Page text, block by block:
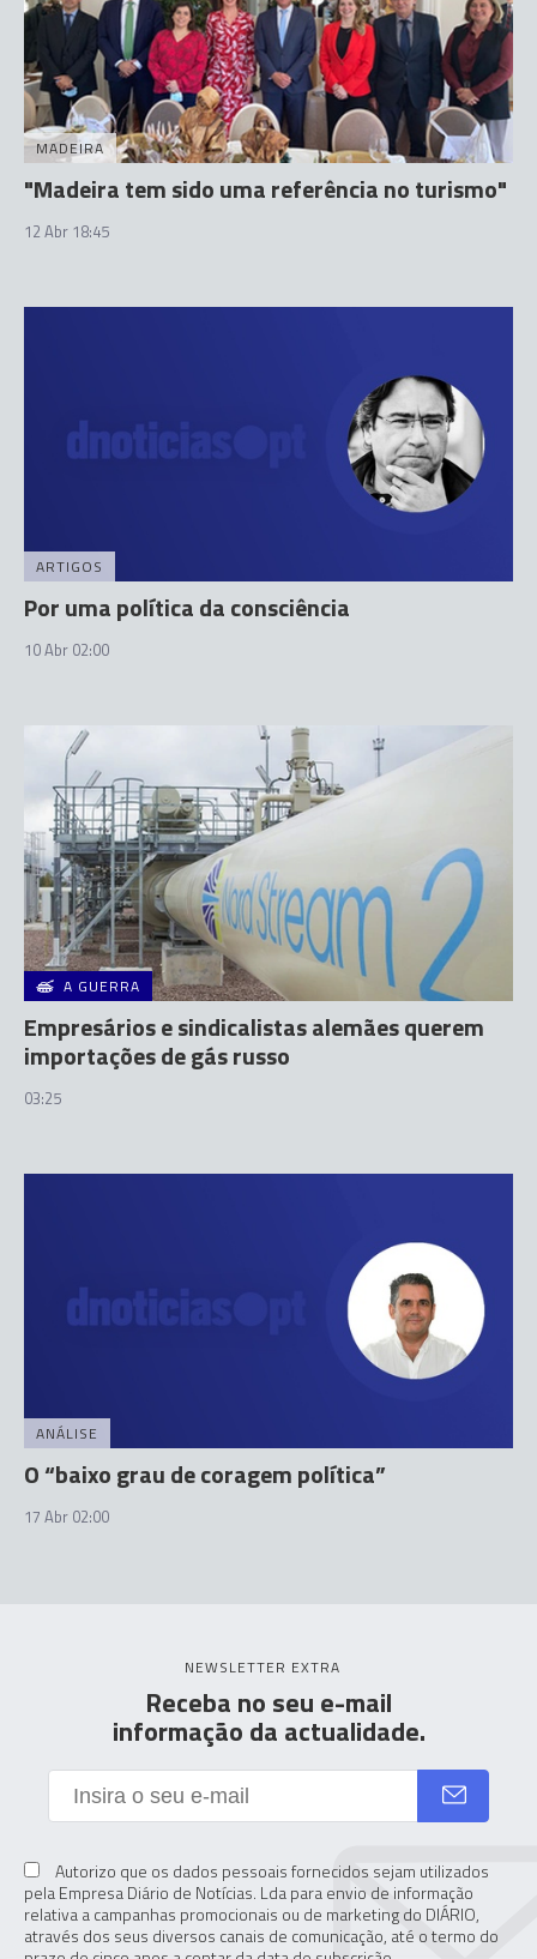
MADEIRA
"Madeira tem sido uma referência no turismo"
12 Abr 18:45
ARTIGOS
Por uma política da consciência
10 Abr 02:00
A GUERRA
Empresários e sindicalistas alemães querem
importações de gás russo
03:25
ANÁLISE
O “baixo grau de coragem política”
17 Abr 02:00
NEWSLETTER EXTRA
Receba no seu e-mail
informação da actualidade.
Autorizo que os dados pessoais fornecidos sejam utilizados
pela Empresa Diário de Notícias. Lda para envio de informação
relativa a campanhas promocionais ou de marketing do DIÁRIO,
através dos seus diversos canais de comunicação, até o termo do